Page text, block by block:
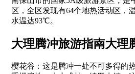
区，全区发现有64个地热活动区，
水温达93℃。
大理腾冲旅游指南大理
樱花谷：这是腾冲一处不可多得的